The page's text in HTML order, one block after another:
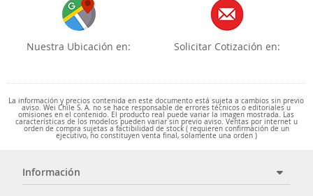
Nuestra Ubicación en: Solicitar Cotización en:
La información y precios contenida en este documento está sujeta a cambios sin previo
aviso. Wei Chile S. A. no se hace responsable de errores técnicos o editoriales u
omisiones en el contenido. El producto real puede variar la imagen mostrada. Las
características de los modelos pueden variar sin previo aviso. Ventas por internet u
orden de compra sujetas a factibilidad de stock ( requieren confirmación de un
ejecutivo, no constituyen venta final, solamente una orden )
Información